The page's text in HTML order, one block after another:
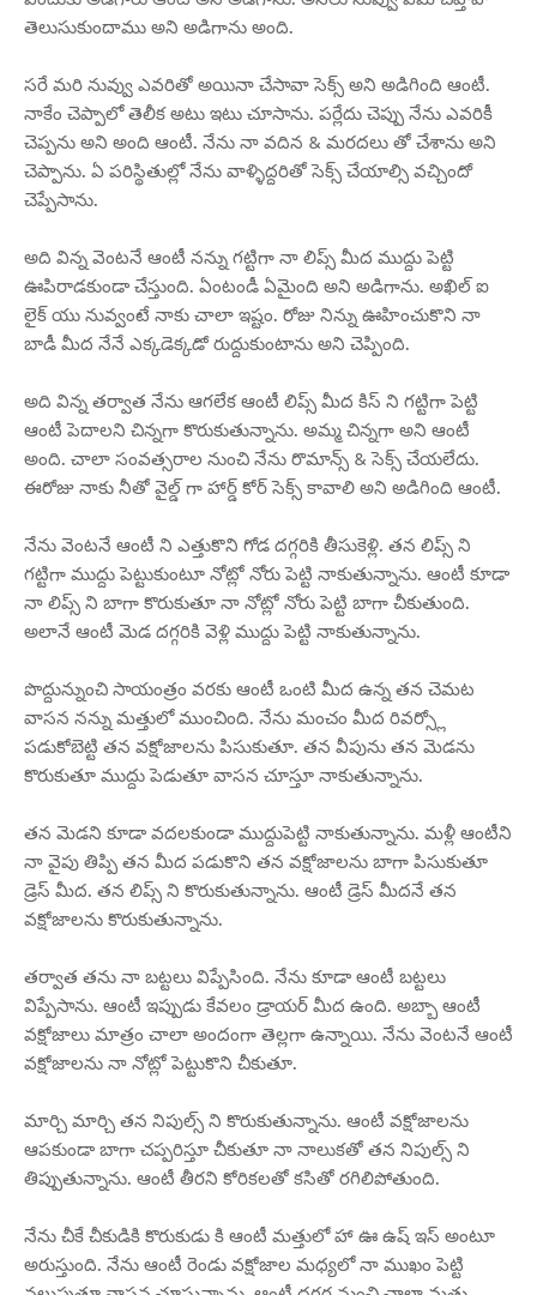
తెలుసుకుందాము అని అడిగాను అంది.
సరే మరి నువ్వు ఎవరితో అయినా చేసావా సెక్స్ అని అడిగింది ఆంటీ.
నాకేం చెప్పాలో తెలీక అటు ఇటు చూసాను. పర్లేదు చెప్పు నేను ఎవరికీ
చెప్పను అని అంది ఆంటీ. నేను నా వదిన & మరదలు తో చేశాను అని
చెప్పాను. ఏ పరిస్థితుల్లో నేను వాళ్ళిద్దరితో సెక్స్ చేయాల్సి వచ్చిందో
చెప్పేసాను.
అది విన్న వెంటనే ఆంటీ నన్ను గట్టిగా నా లిప్స్ మీద ముద్దు పెట్టి
ఊపిరాడకుండా చేస్తుంది. ఏంటండీ ఏమైంది అని అడిగాను. అఖిల్ ఐ
లైక్ యు నువ్వంటే నాకు చాలా ఇష్టం. రోజు నిన్ను ఊహించుకొని నా
బాడీ మీద నేనే ఎక్కడెక్కడో రుద్దుకుంటాను అని చెప్పింది.
అది విన్న తర్వాత నేను ఆగలేక ఆంటీ లిప్స్ మీద కిస్ ని గట్టిగా పెట్టి
ఆంటీ పెదాలని చిన్నగా కొరుకుతున్నాను. అమ్మ చిన్నగా అని ఆంటీ
అంది. చాలా సంవత్సరాల నుంచి నేను రొమాన్స్ & సెక్స్ చేయలేదు.
ఈరోజు నాకు నీతో వైల్డ్ గా హార్డ్ కోర్ సెక్స్ కావాలి అని అడిగింది ఆంటీ.
నేను వెంటనే ఆంటీ ని ఎత్తుకొని గోడ దగ్గరికి తీసుకెళ్లి. తన లిప్స్ ని
గట్టిగా ముద్దు పెట్టుకుంటూ నోట్లో నోరు పెట్టి నాకుతున్నాను. ఆంటీ కూడా
నా లిప్స్ ని బాగా కొరుకుతూ నా నోట్లో నోరు పెట్టి బాగా చీకుతుంది.
అలానే ఆంటీ మెడ దగ్గరికి వెళ్లి ముద్దు పెట్టి నాకుతున్నాను.
పొద్దున్నుంచి సాయంత్రం వరకు ఆంటీ ఒంటి మీద ఉన్న తన చెమట
వాసన నన్ను మత్తులో ముంచింది. నేను మంచం మీద రివర్స్లో
పడుకోబెట్టి తన వక్షోజాలను పిసుకుతూ. తన వీపును తన మెడను
కొరుకుతూ ముద్దు పెడుతూ వాసన చూస్తూ నాకుతున్నాను.
తన మెడని కూడా వదలకుండా ముద్దుపెట్టి నాకుతున్నాను. మళ్లీ ఆంటీని
నా వైపు తిప్పి తన మీద పడుకొని తన వక్షోజాలను బాగా పిసుకుతూ
డ్రెస్ మీద. తన లిప్స్ ని కొరుకుతున్నాను. ఆంటీ డ్రెస్ మీదనే తన
వక్షోజాలను కొరుకుతున్నాను.
తర్వాత తను నా బట్టలు విప్పేసింది. నేను కూడా ఆంటీ బట్టలు
విప్పేసాను. ఆంటీ ఇప్పుడు కేవలం డ్రాయర్ మీద ఉంది. అబ్బా ఆంటీ
వక్షోజాలు మాత్రం చాలా అందంగా తెల్లగా ఉన్నాయి. నేను వెంటనే ఆంటీ
వక్షోజాలను నా నోట్లో పెట్టుకొని చీకుతూ.
మార్చి మార్చి తన నిపుల్స్ ని కొరుకుతున్నాను. ఆంటీ వక్షోజాలను
ఆపకుండా బాగా చప్పరిస్తూ చీకుతూ నా నాలుకతో తన నిపుల్స్ ని
తిప్పుతున్నాను. ఆంటీ తీరని కోరికలతో కసితో రగిలిపోతుంది.
నేను చీకే చీకుడికి కొరుకుడు కి ఆంటీ మత్తులో హా ఊ ఉష్ ఇస్ అంటూ
అరుస్తుంది. నేను ఆంటీ రెండు వక్షోజాల మధ్యలో నా ముఖం పెట్టి